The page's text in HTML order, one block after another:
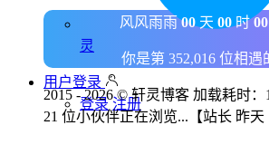
灵
用户登录
登录 注册
风风雨雨00天 00时00
你是第 352,016 位相遇
2015 - 2026 © 轩灵博客 加载耗时：
21 位小伙伴正在浏览... 【站长 昨天